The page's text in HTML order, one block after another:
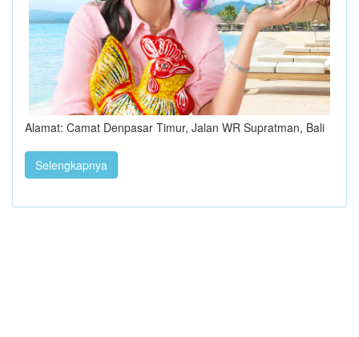
Alamat: Camat Denpasar Timur, Jalan WR Supratman, Bali
Selengkapnya